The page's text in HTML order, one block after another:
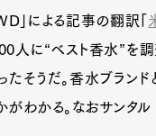
」による記事の翻訳「
人に“ベスト香水”を
たそうだ。香水ブラ
わかる。なおサンタル